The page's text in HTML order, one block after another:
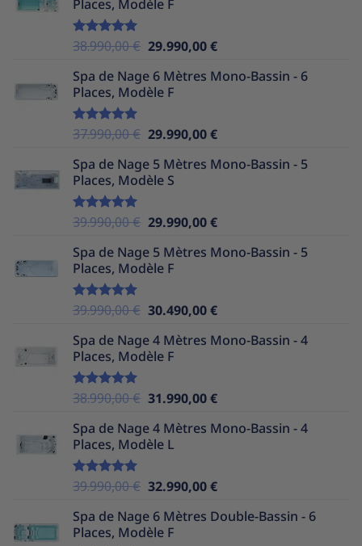
était :
Places, Modèle F
Note5.00
38.990,00€ Le
initial
était :
29.990,00€Le
actuel
Spa de Nage 6 Mètres Mono-Bassin - 6
Places, Modèle F
Note5.00
37.990,00€ Le
initial
était :
29.990,00€Le
actuel
Spa de Nage 5 Mètres Mono-Bassin - 5
Places, Modèle S
Note5.00
39.990,00€ Le
initial
était :
29.990,00€Le
actuel
Spa de Nage 5 Mètres Mono-Bassin - 5
Places, Modèle F
Note5.00
39.990,00€ Le
initial
était :
30.490,00€Le
actuel
Spa de Nage 4 Mètres Mono-Bassin - 4
Places, Modèle F
Note5.00
38.990,00€ Le
initial
était :
31.990,00€Le
actuel
Spa de Nage 4 Mètres Mono-Bassin - 4
Places, Modèle L
Note5.00
39.990,00€ Le
initial
était :
32.990,00€Le
actuel
Spa de Nage 6 Mètres Double-Bassin - 6
Places, Modèle F